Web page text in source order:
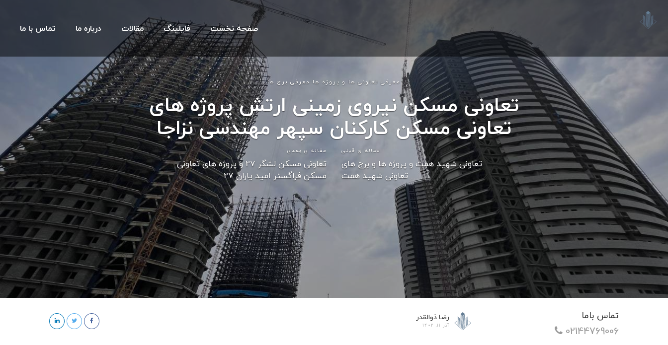
معرفی تعاونی ها و پروژه ها معرفی برج ها
تعاونی مسکن نیروی زمینی ارتش پروژه های
تعاونی مسکن کارکنان سپهر مهندسی نزاجا
مقاله ی قبلی
تعاونی شهید همت و پروژه ها و برج های
تعاونی شهید همت
مقاله ی بعدی
تعاونی مسکن لشگر 27 و پروژه های تعاونی
مسکن فراگستر امید یاران 27
صفحه نخست فایلینگ مقالات درباره ما تماس با ما
تماس باما
02144769006
رضا ذوالقدر
آذر 11, 1402